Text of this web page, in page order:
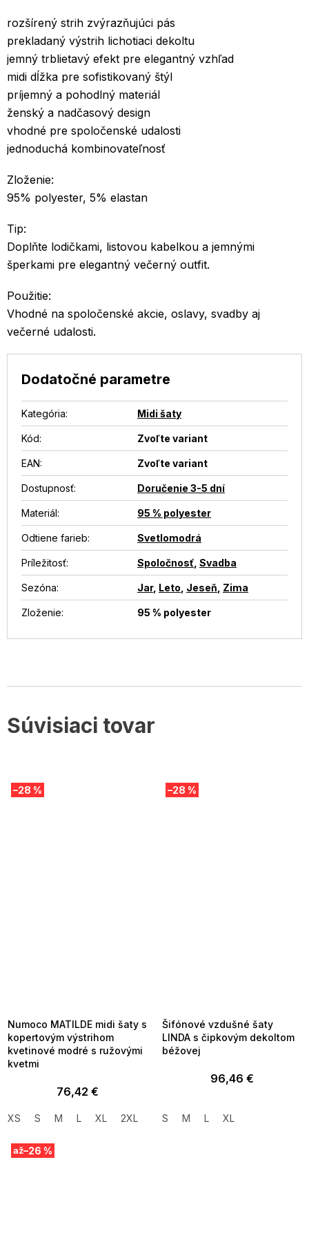
Súvisiaci tovar
–28 %
Numoco MATILDE midi šaty s
kopertovým výstrihom
kvetinové modré s ružovými
kvetmi
76,42 €
XS S M L XL 2XL
–28 %
Šifónové vzdušné šaty
LINDA s čipkovým dekoltom
béžovej
96,46 €
S M L XL
až–26 %
rozšírený strih zvýrazňujúci pás
prekladaný výstrih lichotiaci dekoltu
jemný trblietavý efekt pre elegantný vzhľad
midi dĺžka pre sofistikovaný štýl
príjemný a pohodlný materiál
ženský a nadčasový design
vhodné pre spoločenské udalosti
jednoduchá kombinovateľnosť
Zloženie:
95% polyester, 5% elastan
Tip:
Doplňte lodičkami, listovou kabelkou a jemnými
šperkami pre elegantný večerný outfit.
Použitie:
Vhodné na spoločenské akcie, oslavy, svadby aj
večerné udalosti.
Dodatočné parametre
Kategória: Midi šaty
Kód: Zvoľte variant
EAN: Zvoľte variant
Dostupnosť: Doručenie 3-5 dní
Materiál: 95 % polyester
Odtiene farieb: Svetlomodrá
Príležitosť: Spoločnosť Svadba
Sezóna: Jar, Leto Jeseň Zima
Zloženie: 95 % polyester